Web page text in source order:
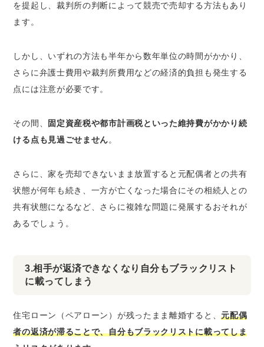
を提起し、裁判所の判断によって競売で売却する方法もあり
ます。
しかし、いずれの方法も半年から数年単位の時間がかかり、
さらに弁護士費用や裁判所費用などの経済的負担も発生する
点には注意が必要です。
その間、
固定資産税や都市計画税といった維持費がかかり続
ける点も見過ごせません。
さらに、家を売却できないまま放置すると元配偶者との共有
状態が何年も続き、 一方が亡くなった場合にその相続人との
共有状態になるなど、さらに複雑な問題に発展するおそれが
ある でしょう。
3.相手が返済できなくなり自分もブラックリスト
に載ってしまう
住宅ローン（ペアローン）が残ったまま離婚すると、元配偶
者の返済が滞ることで、自分もブラックリストに載ってしま